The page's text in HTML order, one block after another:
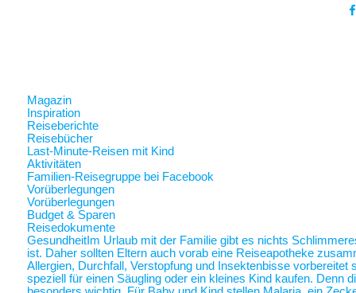
Magazin
Inspiration
Reiseberichte
Reisebücher
Last-Minute-Reisen mit Kind
Aktivitäten
Familien-Reisegruppe bei Facebook
Vorüberlegungen
Vorüberlegungen
Budget & Sparen
Reisedokumente
Gesundheit Im Urlaub mit der Familie gibt es nichts
ist. Daher sollten Eltern auch vorab eine Reiseapotheke
Allergien, Durchfall, Verstopfung und Insektenbisse
speziell für einen Säugling oder ein kleines Kind kaufen. Denn